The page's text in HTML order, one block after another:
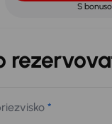
S
*